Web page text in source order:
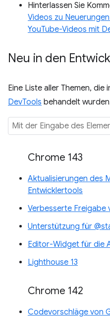
Hinterlassen Sie
Videos zu
YouTube-Videos mit
Neu in den
Eine Liste aller Themen, die
DevTools behandelt
Chrome 143
Aktualisierungen des
Entwicklertools
Verbesserte Freigabe
Unterstützung für
Editor-Widget für die
Lighthouse 13
Chrome 142
Codevorschläge von